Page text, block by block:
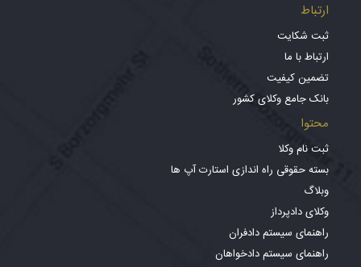
ارتباط
ثبت شکایت
ارتباط با ما
تضمین کیفیت
بانک جامع وکلای کشور
محتوا
ثبت نام وکلا
بسته حقوقی راه اندازی استارت آپ ها
وبلاگ
وکلای دادپرداز
راهنمای سیستم دادفران
راهنمای سیستم دادخواهان